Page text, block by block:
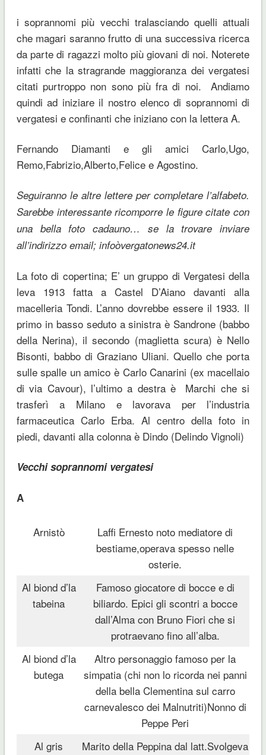
i soprannomi più vecchi tralasciando quelli attuali
che magari saranno frutto di una successiva ricerca
da parte di ragazzi molto più giovani di noi. Noterete
infatti che la stragrande maggioranza dei vergatesi
citati purtroppo non sono più fra di noi. Andiamo
quindi ad iniziare il nostro elenco di soprannomi di
vergatesi e confinanti che iniziano con la lettera A.
Fernando Diamanti e gli amici Carlo,Ugo,
Remo,Fabrizio,Alberto,Felice e Agostino.
Seguiranno le altre lettere per completare l’alfabeto.
Sarebbe interessante ricomporre le figure citate con
una bella foto cadauno… se la trovare inviare
all’indirizzo email; infoòvergatonews24.it
La foto di copertina; E’ un gruppo di Vergatesi della
leva 1913 fatta a Castel D’Aiano davanti alla
macelleria Tondi. L’anno dovrebbe essere il 1933. Il
primo in basso seduto a sinistra è Sandrone (babbo
della Nerina), il secondo (maglietta scura) è Nello
Bisonti, babbo di Graziano Uliani. Quello che porta
sulle spalle un amico è Carlo Canarini (ex macellaio
di via Cavour), l’ultimo a destra è Marchi che si
trasferì a Milano e lavorava per l’industria
farmaceutica Carlo Erba. Al centro della foto in
piedi, davanti alla colonna è Dindo (Delindo Vignoli)
Vecchi soprannomi vergatesi
A
Arnistò
Laffi Ernesto noto mediatore di
bestiame,operava spesso nelle
osterie.
Al biond d’la
tabeina
Famoso giocatore di bocce e di
biliardo. Epici gli scontri a bocce
dall’Alma con Bruno Fiori che si
protraevano fino all’alba.
Al biond d’la
butega
Altro personaggio famoso per la
simpatia (chi non lo ricorda nei panni
della bella Clementina sul carro
carnevalesco dei Malnutriti)Nonno di
Peppe Peri
Al gris
Marito della Peppina dal latt.Svolgeva